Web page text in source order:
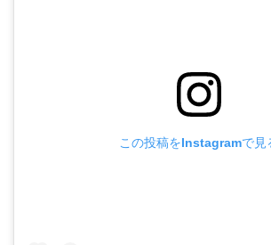
この投稿をInstagramで見